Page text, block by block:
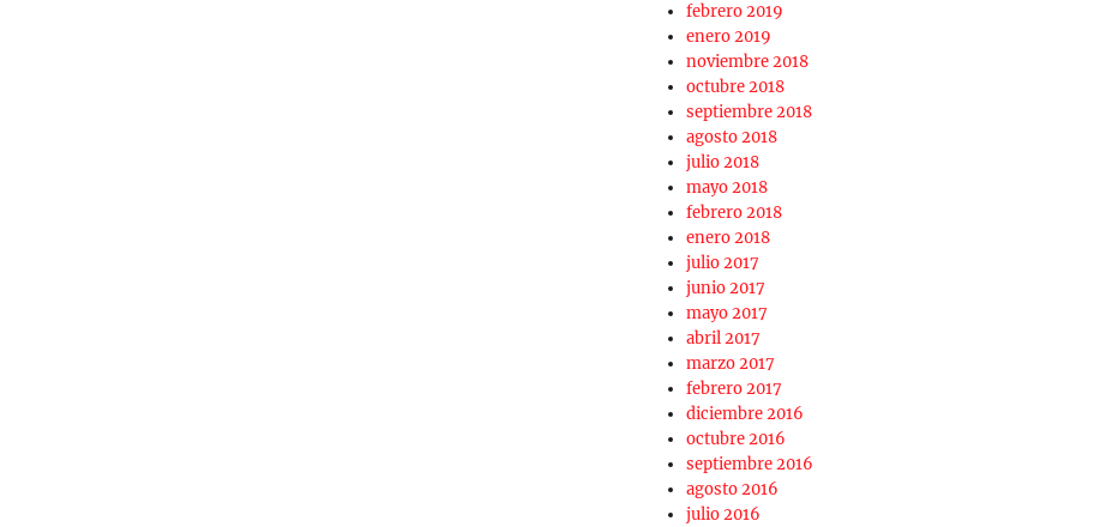
febrero 2019
enero 2019
noviembre 2018
octubre 2018
septiembre 2018
agosto 2018
julio 2018
mayo 2018
febrero 2018
enero 2018
julio 2017
junio 2017
mayo 2017
abril 2017
marzo 2017
febrero 2017
diciembre 2016
octubre 2016
septiembre 2016
agosto 2016
julio 2016